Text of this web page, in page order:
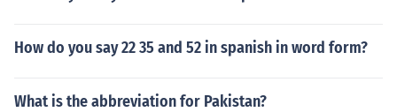
How do you say 22 35 and 52 in spanish in word form?
What is the abbreviation for Pakistan?